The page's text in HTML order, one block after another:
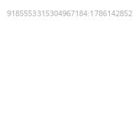
9185553315304967184:1786142852